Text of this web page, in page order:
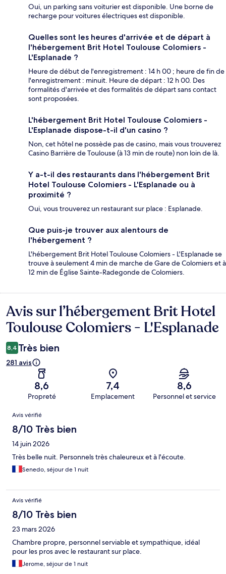
Oui, un parking sans voiturier est disponible. Une borne de
recharge pour voitures électriques est disponible.
Quelles sont les heures d'arrivée et de départ à
l'hébergement Brit Hotel Toulouse Colomiers -
L'Esplanade ?
Heure de début de l'enregistrement : 14 h 00 ; heure de fin de
l'enregistrement : minuit. Heure de départ : 12 h 00. Des
formalités d'arrivée et des formalités de départ sans contact
sont proposées.
L'hébergement Brit Hotel Toulouse Colomiers -
L'Esplanade dispose-t-il d'un casino ?
Non, cet hôtel ne possède pas de casino, mais vous trouverez
Casino Barrière de Toulouse (à 13 min de route) non loin de là.
Y a-t-il des restaurants dans l'hébergement Brit
Hotel Toulouse Colomiers - L'Esplanade ou à
proximité ?
Oui, vous trouverez un restaurant sur place : Esplanade.
Que puis-je trouver aux alentours de
l'hébergement ?
L'hébergement Brit Hotel Toulouse Colomiers - L'Esplanade se
trouve à seulement 4 min de marche de Gare de Colomiers et à
12 min de Église Sainte-Radegonde de Colomiers.
Avis
Avis sur l’hébergement Brit Hotel
Toulouse Colomiers - L'Esplanade
8,4 Très bien
281 avis
8,6
Propreté
7,4
Emplacement
8,6
Personnel et service
Avis
Avis vérifié
8/10 Très bien
14 juin 2026
Très belle nuit. Personnels très chaleureux et à l'écoute.
Senedo, séjour de 1 nuit
Avis vérifié
8/10 Très bien
23 mars 2026
Chambre propre, personnel serviable et sympathique, idéal
pour les pros avec le restaurant sur place.
Jerome, séjour de 1 nuit